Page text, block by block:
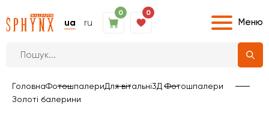
ua ru
0 0
Меню
ГоловнаФотошпалериДля вітальні3Д Фотошпалери
Золоті балерини